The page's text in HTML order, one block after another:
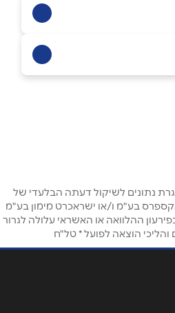
באינסטגרם
נתונים לשיקול דעתה הבלעדי של
בע"מ ו/או ישראכרט מימון בע"מ
ההלוואה או האשראי עלולה לגרור
והליכי הוצאה לפועל * טל"ח